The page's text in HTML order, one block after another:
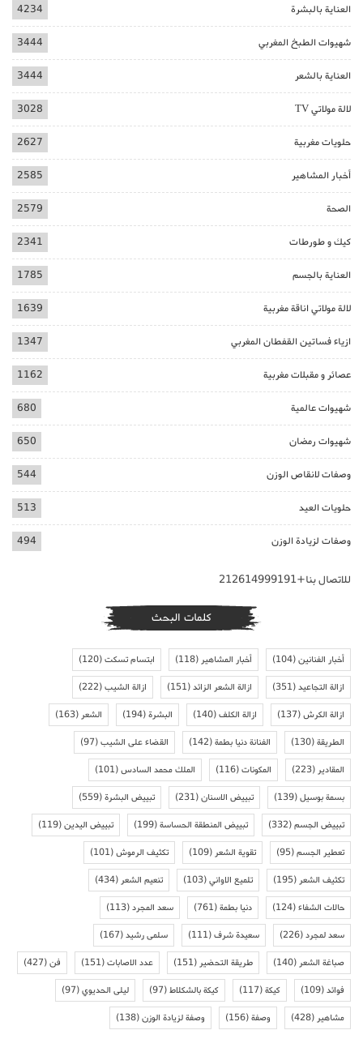
العناية بالبشرة 4234
شهيوات الطبخ المغربي 3444
العناية بالشعر 3444
لالة مولاتي TV 3028
حلويات مغربية 2627
أخبار المشاهير 2585
الصحة 2579
كيك و طورطات 2341
العناية بالجسم 1785
لالة مولاتي اناقة مغربية 1639
ازياء فساتين القفطان المغربي 1347
عصائر و مقبلات مغربية 1162
شهيوات عالمية 680
شهيوات رمضان 650
وصفات لانقاص الوزن 544
حلويات العيد 513
وصفات لزيادة الوزن 494
للاتصال بنا+212614999191
كلمات البحث
أخبار الفنانين(104) أخبار المشاهير(118) ابتسام تسكت(120)
ازالة التجاعيد(351) ازالة الشعر الزائد(151) ازالة الشيب(222)
ازالة الكرش(137) ازالة الكلف(140) البشرة(194) الشعر(163)
الطريقة(130) الفنانة دنيا بطمة(142) القضاء على الشيب(97)
المقادير(223) المكونات(116) الملك محمد السادس(101)
بسمة بوسيل(139) تبييض الاسنان(231) تبييض البشرة(559)
تبييض الجسم(332) تبييض المنطقة الحساسة(199) تبييض اليدين(119)
تعطير الجسم(95) تقوية الشعر(109) تكثيف الرموش(101)
تكثيف الشعر(195) تلميع الاواني(103) تنعيم الشعر(434)
حالات الشفاء(124) دنيا بطمة(761) سعد المجرد(113)
سعد لمجرد(226) سعيدة شرف(111) سلمى رشيد(167)
صباغة الشعر(140) طريقة التحضير(151) عدد الاصابات(151) فن(427)
فوائد(109) كيكة(117) كيكة بالشكلاط(97) ليلى الحديوي(97)
مشاهير(428) وصفة(156) وصفة لزيادة الوزن(138)